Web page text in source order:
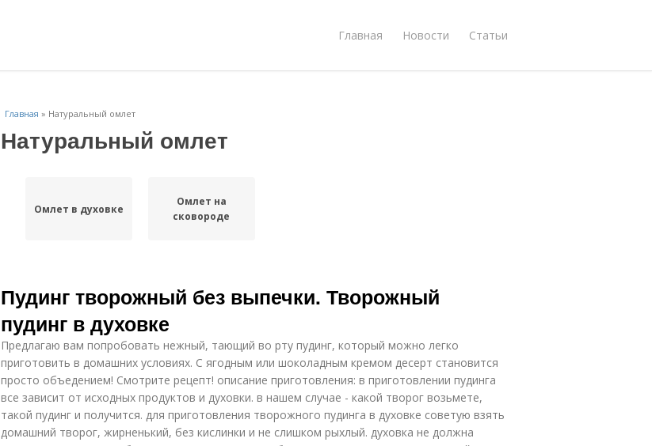
Главная Новости Статьи
Главная » Натуральный омлет
Натуральный омлет
Омлет в духовке
Омлет на
сковороде
Пудинг творожный без выпечки. Творожный
пудинг в духовке
Предлагаю вам попробовать нежный, тающий во рту пудинг, который можно легко
приготовить в домашних условиях. С ягодным или шоколадным кремом десерт становится
просто объедением! Смотрите рецепт! описание приготовления: в приготовлении пудинга
все зависит от исходных продуктов и духовки. в нашем случае - какой творог возьмете,
такой пудинг и получится. для приготовления творожного пудинга в духовке советую взять
домашний творог, жирненький, без кислинки и не слишком рыхлый. духовка не должна